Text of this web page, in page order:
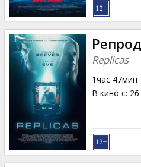
Клуб
Replicas
1час 47мин
В кино с: